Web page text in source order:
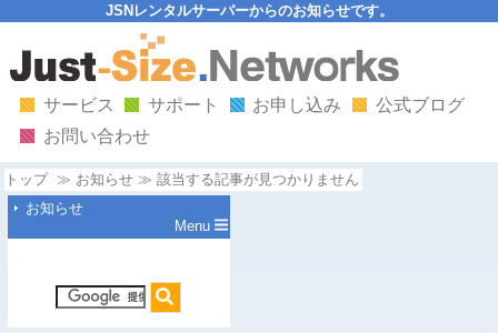
JSNレンタルサーバーからのお知らせです。
サービス サポート お申し込み
公式ブログ
お問い合わせ
トップ お知らせ
該当する記事が見つかりません
お知らせ
Menu